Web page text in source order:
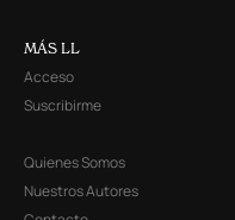
MÁS LL
Acceso
Suscribirme
Quienes Somos
Nuestros Autores